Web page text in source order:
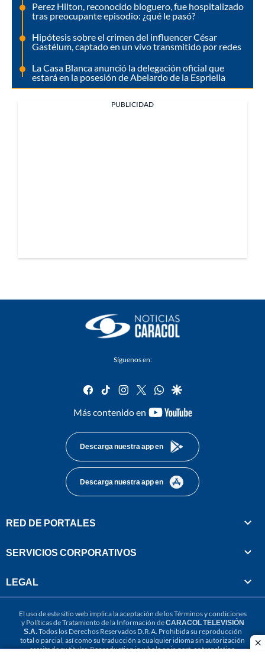
Perez Hilton, reconocido bloguero, fue hospitalizado
tras preocupante episodio: ¿qué le pasó?
Hipótesis sobre el crimen del influencer César
Gastélum, captado en un vivo transmitido por redes
La Casa Blanca anunció la delegación oficial que
estará en la posesión de Abelardo de la Espriella
PUBLICIDAD
Síguenos en:
facebook
tiktok instagram
twitterwhatsapp
google
Más contenido en
youtube-
Descarga nuestra app en
Descarga nuestra app en
RED DE PORTALES
SERVICIOS CORPORATIVOS
LEGAL
El uso de este sitio web implica la aceptación de losTérminos y condiciones
y Políticas de Tratamiento de la Información deCARACOL TELEVISIÓN
S.A.Todos los Derechos Reservados D.R.A. Prohibida su reproducción
total o parcial, así como su traducción a cualquier idioma sin autorización
escrita de su titular. Reproduction in whole or in part, or translation